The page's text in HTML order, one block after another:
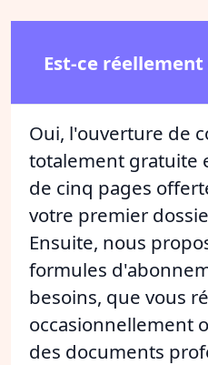
Est-ce
Oui, l'ouverture de
totalement gratuite
de cinq pages
votre premier
Ensuite, nous
formules
besoins, que vous
occasionnellement
des documents